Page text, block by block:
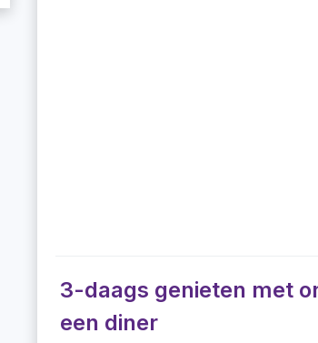
3-daags genieten met
een diner